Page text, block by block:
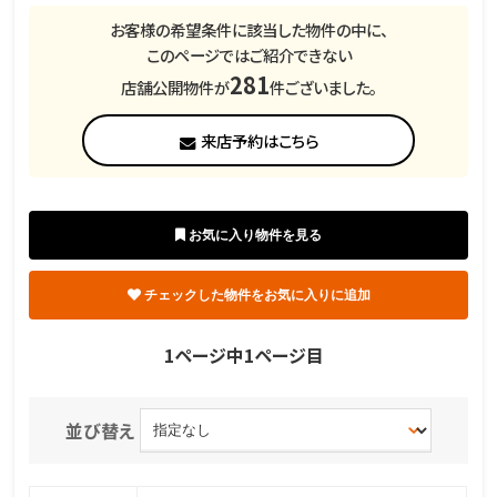
お客様の希望条件に該当した物件の中に、
このページではご紹介できない
店舗公開物件が281件ございました。
来店予約はこちら
1ページ中1ページ目
並び替え